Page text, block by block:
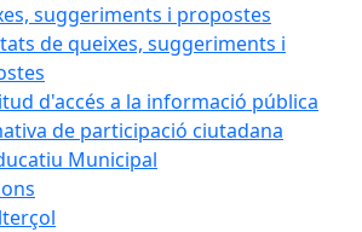
suggeriments i propostes
de queixes, suggeriments i
d'accés a la informació pública
de participació ciutadana
Municipal